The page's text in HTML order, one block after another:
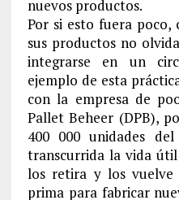
nuevos productos.
Por si esto fuera poco,
sus productos no
integrarse en un
ejemplo de esta
con la empresa de
Pallet Beheer (DPB),
400 000 unidades
transcurrida la vida útil
los retira y los
prima para fabricar